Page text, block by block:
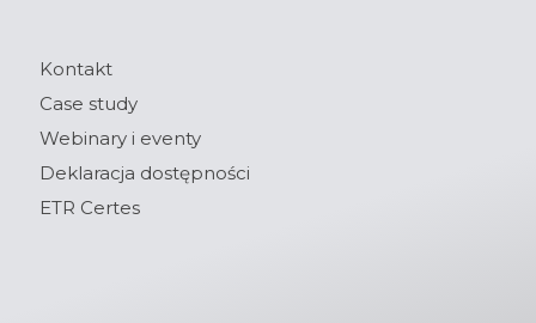
Kontakt
Case study
Webinary i eventy
Deklaracja dostępności
ETR Certes